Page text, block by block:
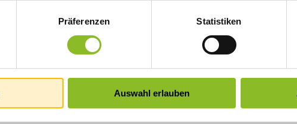
Präferenzen Statistiken
Auswahl erlauben